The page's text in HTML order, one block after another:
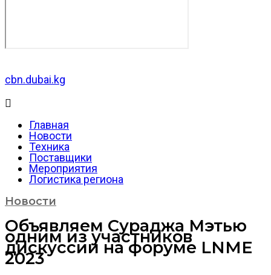
cbn.dubai.kg
Главная
Новости
Техника
Поставщики
Мероприятия
Логистика региона
Новости
Объявляем Сураджа Мэтью
одним из участников
дискуссии на форуме LNME
2023